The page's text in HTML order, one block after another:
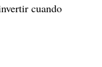
cuando